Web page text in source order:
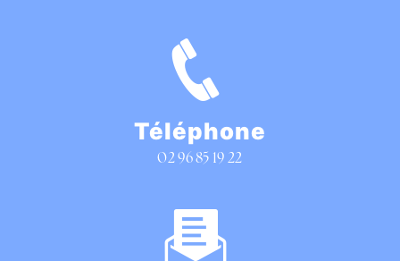
Téléphone
02 96 85 19 22